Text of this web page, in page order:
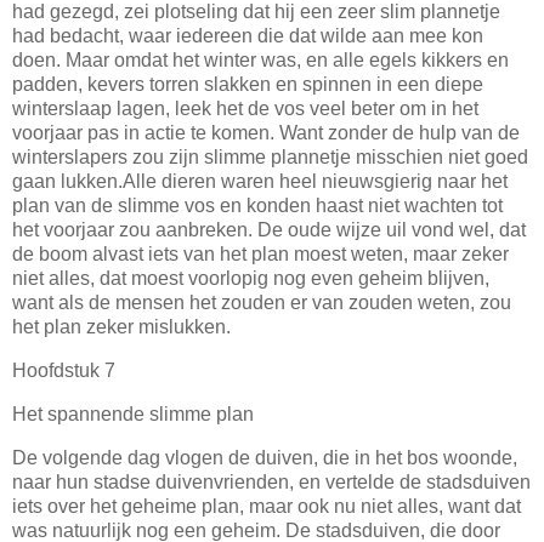
had gezegd, zei plotseling dat hij een zeer slim plannetje
had bedacht, waar iedereen die dat wilde aan mee kon
doen. Maar omdat het winter was, en alle egels kikkers en
padden, kevers torren slakken en spinnen in een diepe
winterslaap lagen, leek het de vos veel beter om in het
voorjaar pas in actie te komen. Want zonder de hulp van de
winterslapers zou zijn slimme plannetje misschien niet goed
gaan lukken.Alle dieren waren heel nieuwsgierig naar het
plan van de slimme vos en konden haast niet wachten tot
het voorjaar zou aanbreken. De oude wijze uil vond wel, dat
de boom alvast iets van het plan moest weten, maar zeker
niet alles, dat moest voorlopig nog even geheim blijven,
want als de mensen het zouden er van zouden weten, zou
het plan zeker mislukken.
Hoofdstuk 7
Het spannende slimme plan
De volgende dag vlogen de duiven, die in het bos woonde,
naar hun stadse duivenvrienden, en vertelde de stadsduiven
iets over het geheime plan, maar ook nu niet alles, want dat
was natuurlijk nog een geheim. De stadsduiven, die door